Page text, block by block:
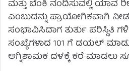
ಮತ್ತು ಬೆಂಕಿ ನಂದಿಸುವಲ್ಲಿ ಯಾವ
ಎಂಬುದನ್ನು ಪ್ರಾಯೋಗಿಕವಾಗಿ
ಸಂಭಾವಿಸಿದಾಗ ತುರ್ತು ಪರಿಸ್ಥಿತಿ
ಸಂಖ್ಯೆಗಳಾದ 101 ಗೆ ಡಯಲ್
ಅಗ್ನಿಶಾಮಕ ದಳಕ್ಕೆ ಕರೆ ಮಾಡಲು